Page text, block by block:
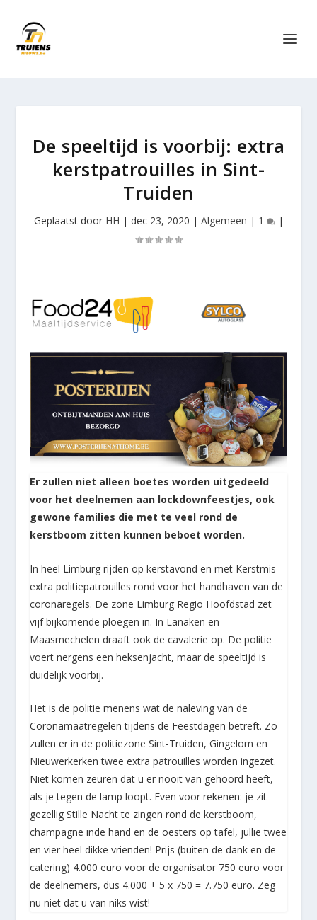
De speeltijd is voorbij: extra
kerstpatrouilles in Sint-
Truiden
Geplaatst door HH | dec 23, 2020 | Algemeen | 1 |
Er zullen niet alleen boetes worden uitgedeeld
voor het deelnemen aan lockdownfeestjes, ook
gewone families die met te veel rond de
kerstboom zitten kunnen beboet worden.
In heel Limburg rijden op kerstavond en met Kerstmis
extra politiepatrouilles rond voor het handhaven van de
coronaregels. De zone Limburg Regio Hoofdstad zet
vijf bijkomende ploegen in. In Lanaken en
Maasmechelen draaft ook de cavalerie op. De politie
voert nergens een heksenjacht, maar de speeltijd is
duidelijk voorbij.
Het is de politie menens wat de naleving van de
Coronamaatregelen tijdens de Feestdagen betreft. Zo
zullen er in de politiezone Sint-Truiden, Gingelom en
Nieuwerkerken twee extra patrouilles worden ingezet.
Niet komen zeuren dat u er nooit van gehoord heeft,
als je tegen de lamp loopt. Even voor rekenen: je zit
gezellig Stille Nacht te zingen rond de kerstboom,
champagne inde hand en de oesters op tafel, jullie twee
en vier heel dikke vrienden! Prijs (buiten de dank en de
catering) 4.000 euro voor de organisator 750 euro voor
de deelnemers, dus 4.000 + 5 x 750 = 7.750 euro. Zeg
nu niet dat u van niks wist!